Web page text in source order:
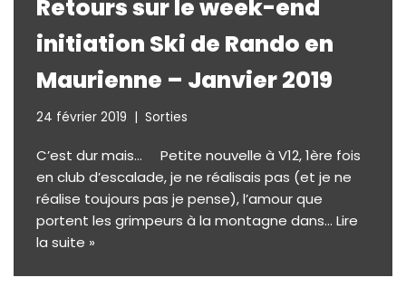
Retours sur le week-end
initiation Ski de Rando en
Maurienne – Janvier 2019
24 février 2019 Sorties
C’est dur mais… Petite nouvelle à V12, 1ère fois
en club d’escalade, je ne réalisais pas (et je ne
réalise toujours pas je pense), l’amour que
portent les grimpeurs à la montagne dans… Lire
la suite »